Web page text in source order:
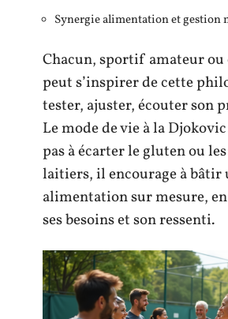
Synergie alimentation et gestion
Chacun, sportif amateur ou
peut s’inspirer de cette
tester, ajuster, écouter son
Le mode de vie à la
pas à écarter le gluten ou
laitiers, il encourage à bâtir
alimentation sur mesure, en
ses besoins et son ressenti.